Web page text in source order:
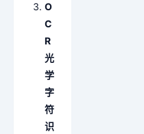
O
C
R
光
学
字
符
识